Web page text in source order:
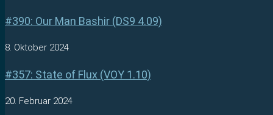
#390: Our Man Bashir (DS9 4.09)
8. Oktober 2024
#357: State of Flux (VOY 1.10)
20. Februar 2024